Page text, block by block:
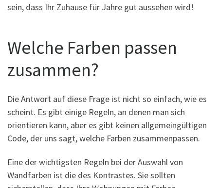
sein, dass Ihr Zuhause für Jahre gut aussehen wird!
Welche Farben passen
zusammen?
Die Antwort auf diese Frage ist nicht so einfach, wie es
scheint. Es gibt einige Regeln, an denen man sich
orientieren kann, aber es gibt keinen allgemeingültigen
Code, der uns sagt, welche Farben zusammenpassen.
Eine der wichtigsten Regeln bei der Auswahl von
Wandfarben ist die des Kontrastes. Sie sollten